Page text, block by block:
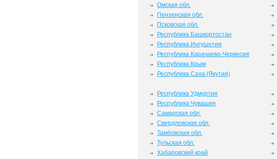
Омская обл.
Пензенская обл.
Псковская обл.
Республика Башкортостан
Республика Ингушетия
Республика Карачаево-Черкесия
Республика Крым
Республика Саха (Якутия)
Республика Удмуртия
Республика Чувашия
Самарская обл.
Свердловская обл.
Тамбовская обл.
Тульская обл.
Хабаровский край